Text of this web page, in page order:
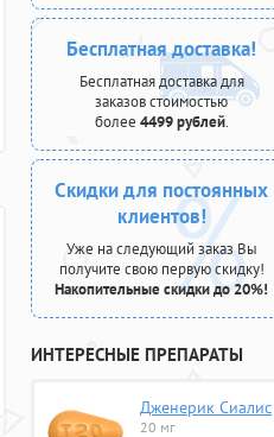
Бесплатная доставка!
Бесплатная доставка для
заказов стоимостью
более 4499 рублей.
Скидки для постоянных
клиентов!
Уже на следующий заказ Вы
получите свою первую скидку!
Накопительные скидки до 20%!
ИНТЕРЕСНЫЕ ПРЕПАРАТЫ
Дженерик Сиалис
20 мг